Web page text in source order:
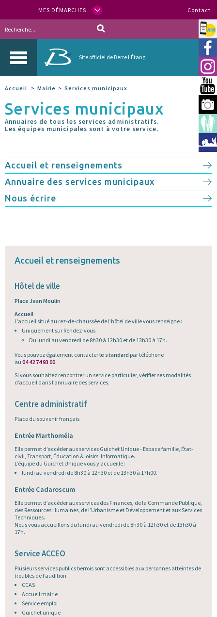
MES DÉMARCHES Contact
Site officiel de Berre l'Étang
Allo
Accueil Mairie Services municipaux
Services municipaux
Annuaires de tous les services administratifs.
Les équipes municipales sont à votre service.
Accueil et renseignements
Annuaire des services municipaux
Nous écrire
Accueil et renseignements
Hôtel de ville
Place Jean Moulin
Accueil
L’accueil situé au rez-de-chaussée de l’hôtel de ville vous renseigne :
Uniquement sur Rendez-vous
Du lundi au vendredi de 8h30 à 12h30 et de 13h30 à 17h.
Vous pouvez également contacterle standard par téléphone
au 04 42 74 93 00.
Si vous souhaitez rencontrer un service particulier, vérifier ses modalités
d’accueil dans l’annuaire des services.
Centre administratif
Place du souvenir français
Entrée Marthoméla
Elle permet d’accéder aux services Guichet Unique - Espace famille, État-
civil, Transport, Éducation & loisirs, Informatique.
L’équipe du Guichet Unique vous y accueille :
lundi au vendredi de 8h30 à 12h30 et de 13h30 à 17h00.
Entrée Cadaroscum
Elle permet d’accéder aux services des Finances, de la Commande Publique,
des Ressources Humaines, de l’Urbanisme et Développement et aux Services
Techniques.
Nous vous accueillons du lundi au vendredi de 8h30 à 12h30 et de 13h30 à
17h.
Service ACCEO
Plusieurs services publics berrois sont accessibles aux personnes atteintes de
troubles de l’audition :
CCAS
Accueil mairie
Service emploi
Guichet unique